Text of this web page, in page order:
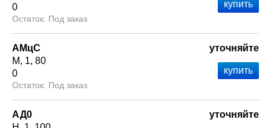
0
Под заказ
АМцС
М
1 80
0
Под заказ
уточняйте
АД0
уточняйте